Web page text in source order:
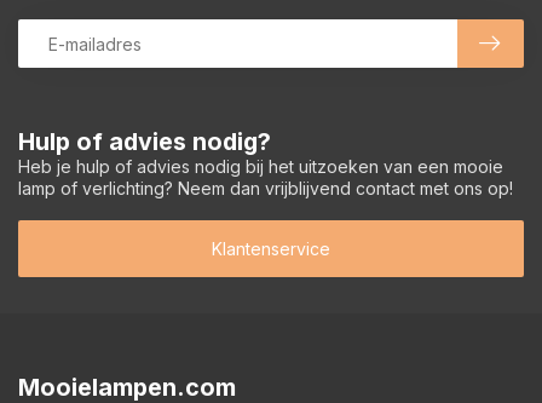
Hulp of advies nodig?
Heb je hulp of advies nodig bij het uitzoeken van een mooie
lamp of verlichting? Neem dan vrijblijvend contact met ons op!
Klantenservice
Mooielampen.com